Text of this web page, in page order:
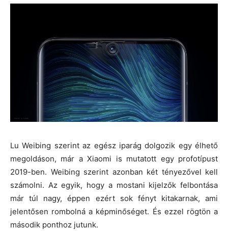
Lu Weibing szerint az egész iparág dolgozik egy élhető
megoldáson, már a Xiaomi is mutatott egy profotípust
2019-ben. Weibing szerint azonban két tényezővel kell
számolni. Az egyik, hogy a mostani kijelzők felbontása
már túl nagy, éppen ezért sok fényt kitakarnak, ami
jelentősen rombolná a képminőséget. És ezzel rögtön a
második ponthoz jutunk.